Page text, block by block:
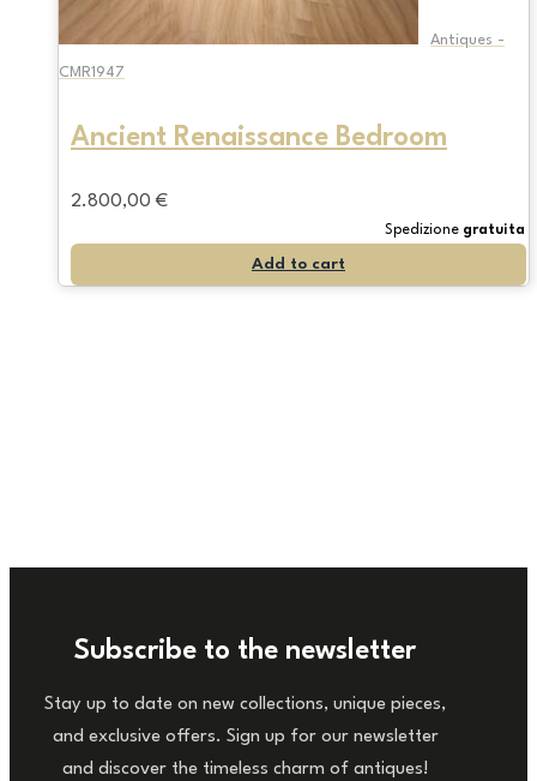
Antiques -
CMR1947
Ancient Renaissance Bedroom
2.800,00 €
Spedizione gratuita
Add to cart
Subscribe to the newsletter
Stay up to date on new collections, unique pieces,
and exclusive offers. Sign up for our newsletter
and discover the timeless charm of antiques!